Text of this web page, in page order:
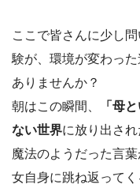
ここで皆さんに少し
験が、環境が変わっ
ありませんか？
朝はこの瞬間、
「母
ない世界に放り出さ
魔法のようだった言
女自身に跳ね返って